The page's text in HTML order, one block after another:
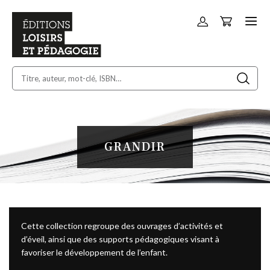
Allez
Panier
GRANDIR
Cette collection regroupe des ouvrages d’activités et
d’éveil, ainsi que des supports pédagogiques visant à
favoriser le développement de l’enfant.